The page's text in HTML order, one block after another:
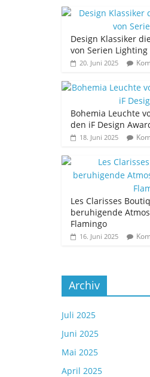
Design Klassiker
von Serien Lighting
20. Juni 2025
Bohemia Leuchte
den iF Design
18. Juni 2025
Les Clarisses
beruhigende
Flamingo
16. Juni 2025
Archiv
Juli 2025
Juni 2025
Mai 2025
April 2025